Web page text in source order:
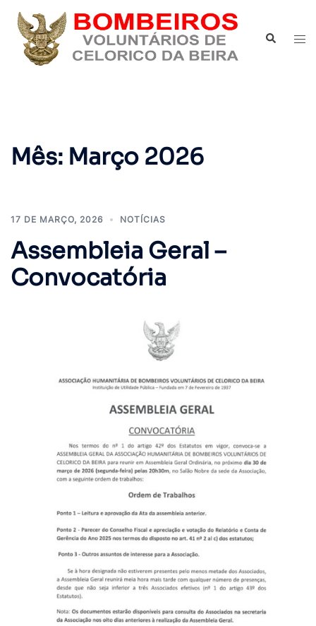
Saltar
para
conteúdo
Pesquisar
Mês: Março 2026
17 DE MARÇO, 2026 NOTÍCIAS
Assembleia Geral –
Convocatória